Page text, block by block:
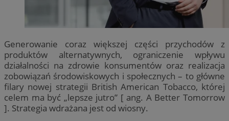
Generowanie coraz większej części przychodów z
produktów alternatywnych, ograniczenie wpływu
działalności na zdrowie konsumentów oraz realizacja
zobowiązań środowiskowych i społecznych – to główne
filary nowej strategii British American Tobacco, której
celem ma być „lepsze jutro” [ ang. A Better Tomorrow
]. Strategia wdrażana jest od wiosny.